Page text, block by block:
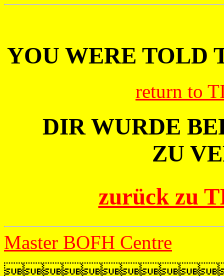
YOU WERE TOLD
return to
DIR WURDE
ZU
zurück zu
Master BOFH Centre